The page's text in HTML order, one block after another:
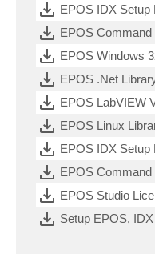
EPOS IDX Setup
EPOS
EPOS Windows
EPOS .Net
EPOS LabVIEW
EPOS Linux
EPOS IDX Setup
EPOS
EPOS Studio
Setup EPOS,